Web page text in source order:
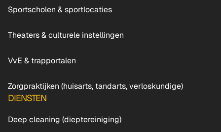
Sportscholen & sportlocaties
Theaters & culturele instellingen
VvE & trapportalen
Zorgpraktijken (huisarts, tandarts, verloskundige)
DIENSTEN
Deep cleaning (dieptereiniging)